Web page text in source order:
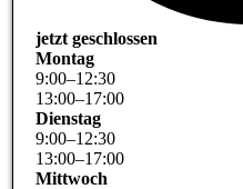
jetzt geschlossen
Montag
9:00–12:30
13:00–17:00
Dienstag
9:00–12:30
13:00–17:00
Mittwoch